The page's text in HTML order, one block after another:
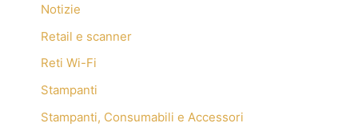
Notizie
Retail e scanner
Reti Wi-Fi
Stampanti
Stampanti, Consumabili e Accessori